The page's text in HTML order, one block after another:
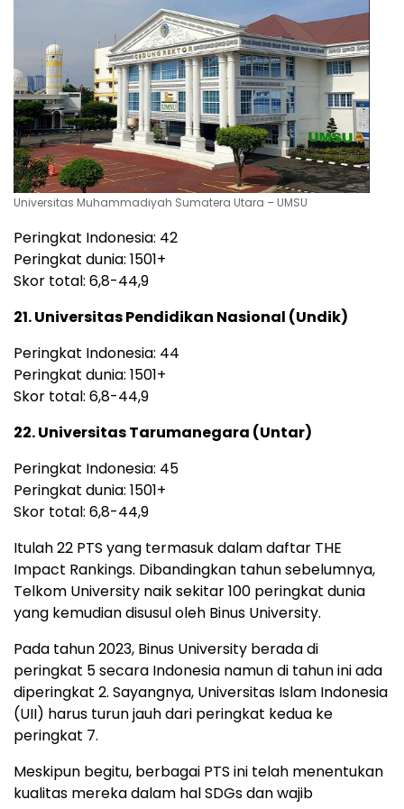
Universitas Muhammadiyah Sumatera Utara – UMSU
Peringkat Indonesia: 42
Peringkat dunia: 1501+
Skor total: 6,8-44,9
21. Universitas Pendidikan Nasional (Undik)
Peringkat Indonesia: 44
Peringkat dunia: 1501+
Skor total: 6,8-44,9
22. Universitas Tarumanegara (Untar)
Peringkat Indonesia: 45
Peringkat dunia: 1501+
Skor total: 6,8-44,9
Itulah 22 PTS yang termasuk dalam daftar THE
Impact Rankings. Dibandingkan tahun sebelumnya,
Telkom University naik sekitar 100 peringkat dunia
yang kemudian disusul oleh Binus University.
Pada tahun 2023, Binus University berada di
peringkat 5 secara Indonesia namun di tahun ini ada
diperingkat 2. Sayangnya, Universitas Islam Indonesia
(UII) harus turun jauh dari peringkat kedua ke
peringkat 7.
Meskipun begitu, berbagai PTS ini telah menentukan
kualitas mereka dalam hal SDGs dan wajib